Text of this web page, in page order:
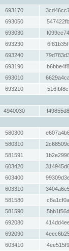
693170
693050
693030
693230
693240
693190
693010
693210
4940030
580300
580310
581591
603420
603400
603310
581580
581590
692080
692090
603410